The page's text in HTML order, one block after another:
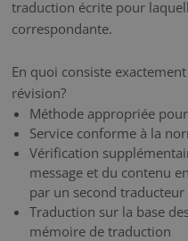
traduction écrite pour
correspondante.
En quoi consiste
révision?
Méthode appropriée
Service conforme à la
Vérification
message et du contenu
par un second traducteur
Traduction sur la base
mémoire de traduction